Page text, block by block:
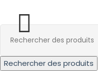
Rechercher des produits